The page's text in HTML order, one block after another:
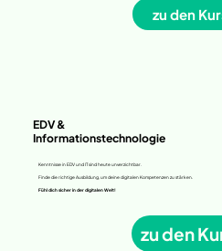
zu den
EDV &
Informationstechnologie
Kenntnisse in EDV und IT sindheute unverzichtbar.
Finde die richtige Ausbildung, um deine digitalen Kompetenzen zu stärken.
Fühl dich sicher in der digitalen Welt!
zu den